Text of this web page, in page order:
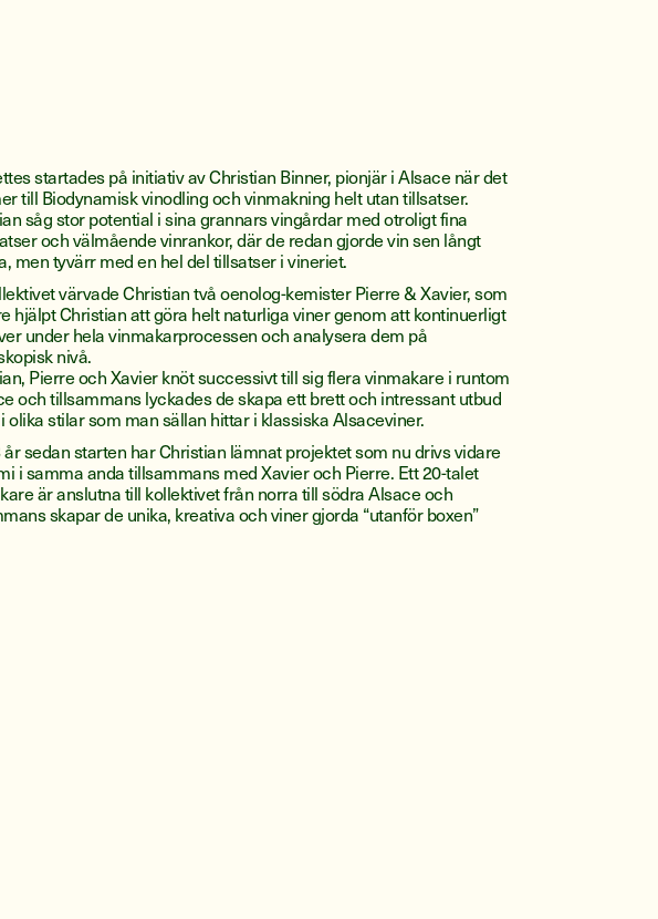
startades på initiativ av Christian Binner, pionjär i Alsace när det
till Biodynamisk vinodling och vinmakning helt utan tillsatser.
såg stor potential i sina grannars vingårdar med otroligt fina
och välmående vinrankor, där de redan gjorde vin sen långt
men tyvärr med en hel del tillsatser i vineriet.
värvade Christian två oenolog-kemister Pierre & Xavier, som
hjälpt Christian att göra helt naturliga viner genom att kontinuerligt
under hela vinmakarprocessen och analysera dem på
nivå.
Pierre och Xavier knöt successivt till sig flera vinmakare i runtom
och tillsammans lyckades de skapa ett brett och intressant utbud
olika stilar som man sällan hittar i klassiska Alsaceviner.
år sedan starten har Christian lämnat projektet som nu drivs vidare
i samma anda tillsammans med Xavier och Pierre. Ett 20-talet
är anslutna till kollektivet från norra till södra Alsace och
skapar de unika, kreativa och viner gjorda “utanför boxen”